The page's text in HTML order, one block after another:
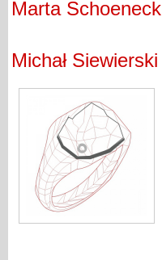
Marta Schoeneck
Michał Siewierski